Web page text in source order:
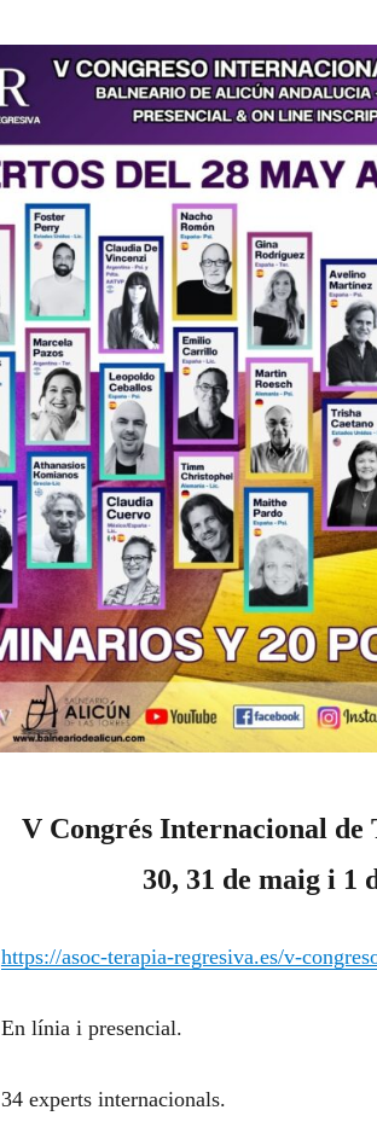
V Congrés Internacional de
30, 31 de maig i 1
https://asoc-terapia-regresiva.es/v-
En línia i presencial.
34 experts internacionals.